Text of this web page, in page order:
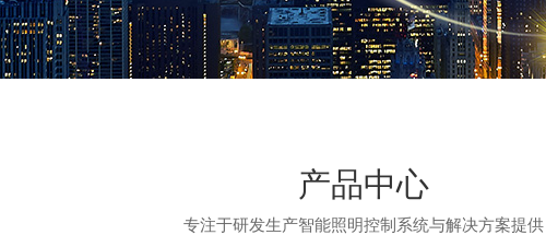
产品中心
专注于研发生产智能照明控制系统与解决方案提供